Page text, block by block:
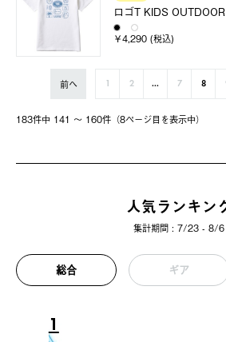
ロゴT KIDS
￥4,290 (税込)
183件中 141 〜 160件（8ページ⽬を表⽰中）
前へ 2 ... 7 8
人気ランキン
集計期間 : 7/23 - 8/6
総合 ギア
1